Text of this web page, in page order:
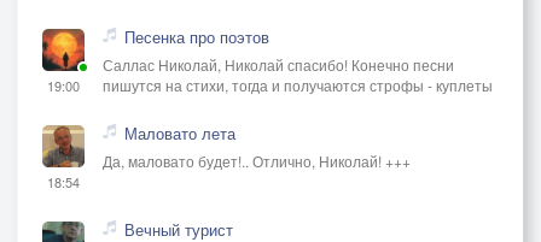
19:00
Песенка про поэтов
Саллас Николай, Николай спасибо! Конечно песни
пишутся на стихи, тогда и получаются строфы - куплеты
18:54
Маловато лета
Да, маловато будет!.. Отлично, Николай! +++
Вечный турист